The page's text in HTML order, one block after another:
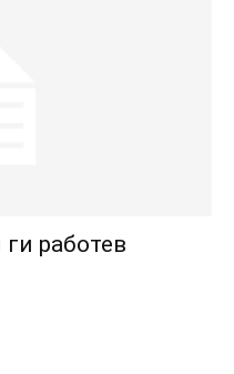
работев